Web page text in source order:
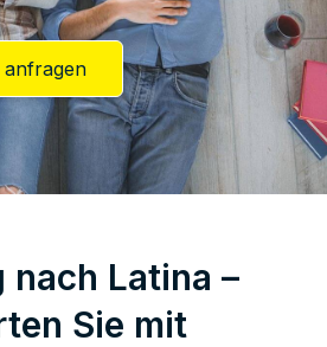
nach Latina –
Sie mit